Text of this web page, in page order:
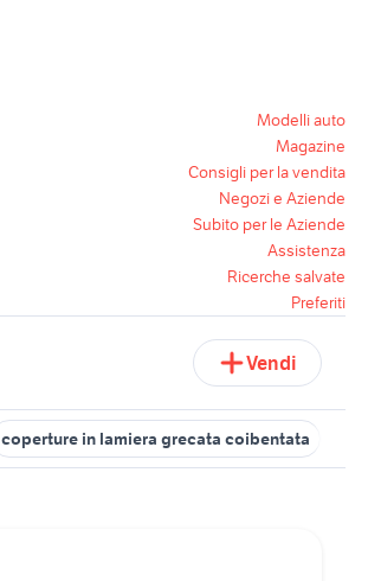
Modelli auto
Magazine
Consigli per la vendita
Negozi e Aziende
Subito per le Aziende
Assistenza
Ricerche salvate
Preferiti
Vendi
coperture in lamiera grecata coibentata